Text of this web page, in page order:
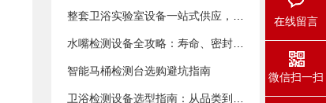
智能马桶检测台选购避坑指南
在线留言
微信扫一扫